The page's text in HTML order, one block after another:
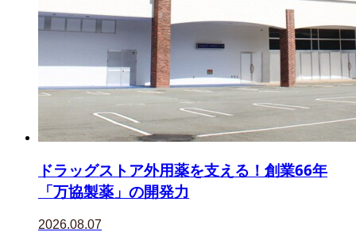
ドラッグストア外用薬を支える！創業66年
「万協製薬」の開発力
2026.08.07